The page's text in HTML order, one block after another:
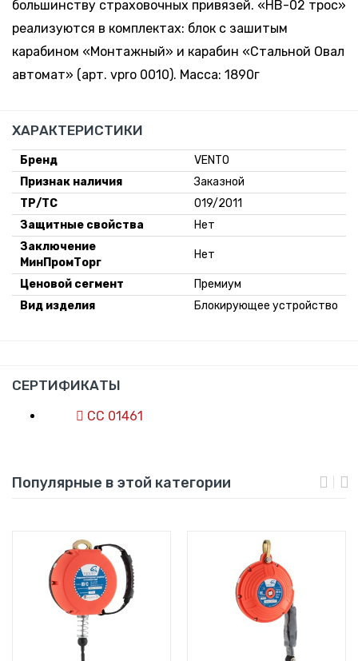
большинству страховочных привязей. «НВ-02 трос»
реализуются в комплектах: блок с зашитым
карабином «Монтажный» и карабин «Стальной Овал
автомат» (арт. vpro 0010). Масса: 1890г
ХАРАКТЕРИСТИКИ
Бренд
VENTO
Признак наличия
Заказной
ТР/ТС
019/2011
Защитные свойства
Нет
Заключение
МинПромТорг
Нет
Ценовой сегмент
Премиум
Вид изделия
Блокирующее устройство
СЕРТИФИКАТЫ
СС 01461
Популярные в этой категории